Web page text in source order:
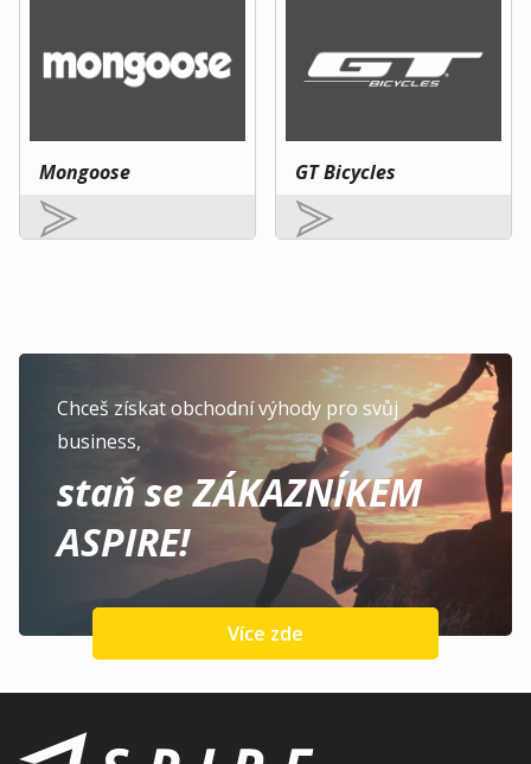
Mongoose GT Bicycles
Chceš získat obchodní výhody pro svůj
business,
staň se ZÁKAZNÍKEM
ASPIRE!
Více zde